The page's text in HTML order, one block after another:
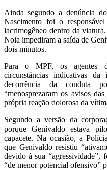
Ainda segundo a denúncia
Nascimento foi o
lacrimogêneo dentro da
Noia impediram a saída de
dois minutos.
Para o MPF, os agentes
circunstâncias indicativas
decorrência da conduta
“menosprezaram os avisos
própria reação dolorosa da
Segundo a versão da
porque Genivaldo estava
capacete. Na ocasião, a
que Genivaldo resistiu
devido à sua “agressividade”,
“de menor potencial ofensivo”